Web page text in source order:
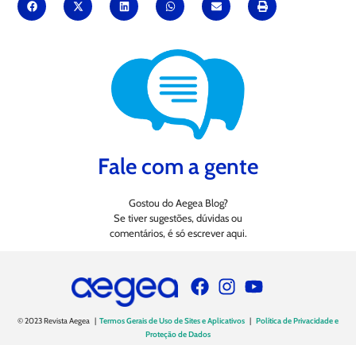
Fale com a gente
Gostou do Aegea Blog?
Se tiver sugestões, dúvidas ou
comentários, é só escrever aqui.
© 2023 Revista Aegea | Termos Gerais de Uso de Sites e Aplicativos | Política de Privacidade e
Proteção de Dados